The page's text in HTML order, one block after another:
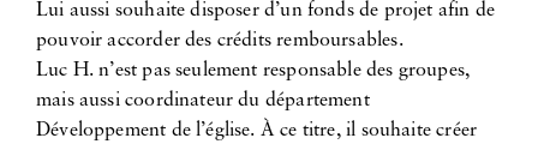
Lui aussi souhaite disposer d’un fonds de projet afin de
pouvoir accorder des crédits remboursables.
Luc H. n’est pas seulement responsable des groupes,
mais aussi coordinateur du département
Développement de l’église. À ce titre, il souhaite créer